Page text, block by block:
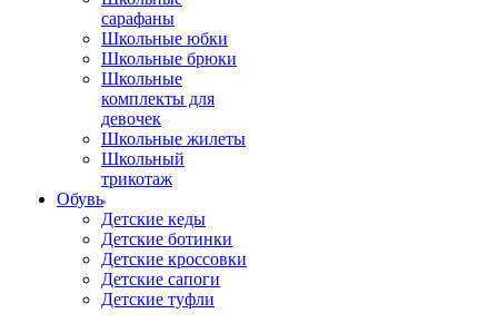
сарафаны
Школьные юбки
Школьные брюки
Школьные
комплекты для
девочек
Школьные жилеты
Школьный
трикотаж
Обувь
Детские кеды
Детские ботинки
Детские кроссовки
Детские сапоги
Детские туфли